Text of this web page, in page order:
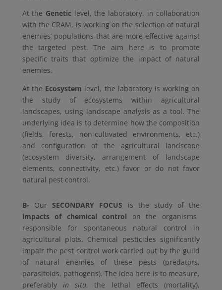
At the Genetic level, the laboratory, in collaboration
with the CRAM, is working on the selection of natural
enemies’ populations that are more effective against
the targeted pest. The aim here is to promote
specific traits that optimize the impact of natural
enemies.
At the Ecosystem level, the laboratory is working on
the study of ecosystems within agricultural
landscapes, using landscape analysis as a tool. The
underlying idea is to determine how the composition
(fields, forests, non-cultivated environments, etc.)
and configuration of the agricultural landscape
(ecosystem diversity, arrangement of landscape
elements, connectivity, etc.) favor or do not favor
natural pest control.
B- OurSECONDARY FOCUS is the study of the
impacts of chemical control on the organisms
responsible for spontaneous natural control in
agricultural plots. Chemical pesticides significantly
impair the pest control work carried out by the guild
of natural enemies of these pests (predators,
parasitoids, pathogens). The idea here is to measure,
preferablyin situ, the lethal effects (mortality),